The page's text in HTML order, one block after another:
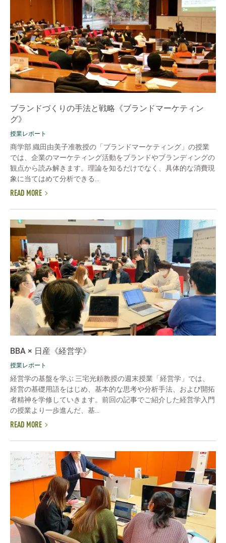
ブランドづくりの手法と戦略《ブランドマーケティン
グ》
授業レポート
商学部 織田由美子准教授の「ブランドマーケティング」の授業
では、企業のマーケティング活動をブランドやブランディングの
観点から読み解きます。理論を知るだけでなく、具体的な消費現
象に当てはめて分析できる...
READ MORE
BBA × 日産《経営学》
授業レポート
経営学の基盤を学ぶ 三宅光頼教授の週末授業「経営学」では、
経営の基礎用語をはじめ、基本的な思考や分析手法、および開拓
者精神を学修していきます。前回の記事でご紹介した経営学入門
の授業より一歩進んだ、基...
READ MORE